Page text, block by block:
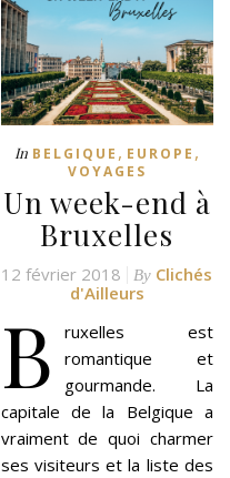
In BELGIQUE , EUROPE ,
VOYAGES
Un week-end à
Bruxelles
12 février 2018 By Clichés
d'Ailleurs
B
ruxelles est
romantique et
gourmande. La
capitale de la Belgique a
vraiment de quoi charmer
ses visiteurs et la liste des